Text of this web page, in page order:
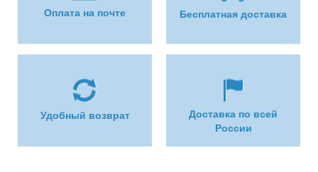
Оплата на почте Бесплатная доставка
Удобный возврат
Доставка по всей
России